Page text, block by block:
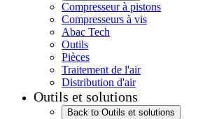
Compresseur à pistons
Compresseurs à vis
Abac Tech
Outils
Pièces
Traitement de l'air
Distribution d'air
Outils et solutions
Back to Outils et solutions